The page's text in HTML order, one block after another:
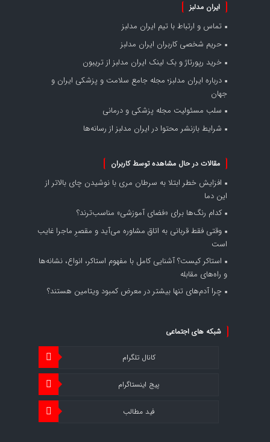
ایران مدلبز
تماس و ارتباط با تیم ایران مدلبز
حریم شخصی کاربران ایران مدلبز
خرید رپورتاژ و بک لینک ایران مدلبز از تریبون
درباره ایران مدلبز؛ مجله جامع سلامت و پزشکی ایران و
جهان
سلب مسئولیت مجله پزشکی و درمانی
شرایط بازنشر محتوا در ایران مدلبز از رسانه‌ها
مقالات در حال مشاهده توسط کاربران
افزایش خطر ابتلا به سرطان مری با نوشیدن چای بالاتر از
این دما
کدام رنگ‌ها برای «فضای آموزشی» مناسب‌ترند؟
وقتی فقط قربانی به اتاق مشاوره می‌آید و مقصرِ ماجرا غایب
است
استاکر کیست؟ آشنایی کامل با مفهوم استاکر، انواع، نشانه‌ها
و راه‌های مقابله
چرا آدم‌های تنها بیشتر در معرض کمبود ویتامین هستند؟
شبکه های اجتماعی
کانال تلگرام
پیج اینستاگرام
فید مطالب